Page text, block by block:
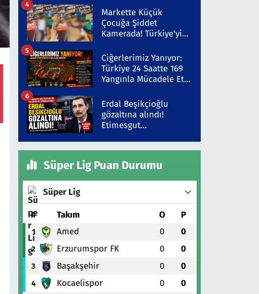
Markette Küçük
Çocuğa Şiddet
Kamerada! Türkiye'yi
Şüpheli Gözaltında
4
Ciğerlerimiz Yanıyor:
Türkiye 24 Saatte 169
Yangınla Mücadele Etti!
5
Erdal Beşikçioğlu
gözaltına alındı!
Etimesgut
6
Süper Lig Puan Durumu
Süper Lig
# Takım O P
1 Amed 0 0
2 Erzurumspor FK 0 0
3 Başakşehir 0 0
4 Kocaelispor 0 0